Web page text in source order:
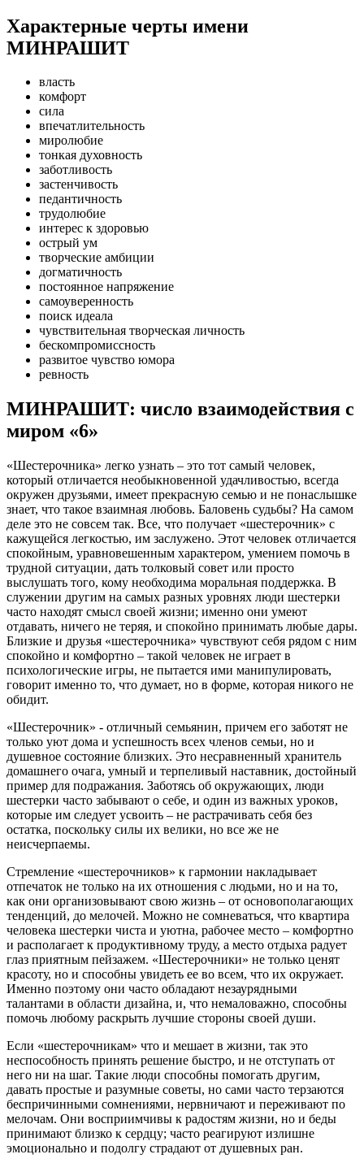
Характерные черты имени
МИНРАШИТ
власть
комфорт
сила
впечатлительность
миролюбие
тонкая духовность
заботливость
застенчивость
педантичность
трудолюбие
интерес к здоровью
острый ум
творческие амбиции
догматичность
постоянное напряжение
самоуверенность
поиск идеала
чувствительная творческая личность
бескомпромиссность
развитое чувство юмора
ревность
МИНРАШИТ: число взаимодействия с
миром «6»
«Шестерочника» легко узнать – это тот самый человек,
который отличается необыкновенной удачливостью, всегда
окружен друзьями, имеет прекрасную семью и не понаслышке
знает, что такое взаимная любовь. Баловень судьбы? На самом
деле это не совсем так. Все, что получает «шестерочник» с
кажущейся легкостью, им заслужено. Этот человек отличается
спокойным, уравновешенным характером, умением помочь в
трудной ситуации, дать толковый совет или просто
выслушать того, кому необходима моральная поддержка. В
служении другим на самых разных уровнях люди шестерки
часто находят смысл своей жизни; именно они умеют
отдавать, ничего не теряя, и спокойно принимать любые дары.
Близкие и друзья «шестерочника» чувствуют себя рядом с ним
спокойно и комфортно – такой человек не играет в
психологические игры, не пытается ими манипулировать,
говорит именно то, что думает, но в форме, которая никого не
обидит.
«Шестерочник» - отличный семьянин, причем его заботят не
только уют дома и успешность всех членов семьи, но и
душевное состояние близких. Это несравненный хранитель
домашнего очага, умный и терпеливый наставник, достойный
пример для подражания. Заботясь об окружающих, люди
шестерки часто забывают о себе, и один из важных уроков,
которые им следует усвоить – не растрачивать себя без
остатка, поскольку силы их велики, но все же не
неисчерпаемы.
Стремление «шестерочников» к гармонии накладывает
отпечаток не только на их отношения с людьми, но и на то,
как они организовывают свою жизнь – от основополагающих
тенденций, до мелочей. Можно не сомневаться, что квартира
человека шестерки чиста и уютна, рабочее место – комфортно
и располагает к продуктивному труду, а место отдыха радует
глаз приятным пейзажем. «Шестерочники» не только ценят
красоту, но и способны увидеть ее во всем, что их окружает.
Именно поэтому они часто обладают незаурядными
талантами в области дизайна, и, что немаловажно, способны
помочь любому раскрыть лучшие стороны своей души.
Если «шестерочникам» что и мешает в жизни, так это
неспособность принять решение быстро, и не отступать от
него ни на шаг. Такие люди способны помогать другим,
давать простые и разумные советы, но сами часто терзаются
беспричинными сомнениями, нервничают и переживают по
мелочам. Они восприимчивы к радостям жизни, но и беды
принимают близко к сердцу; часто реагируют излишне
эмоционально и подолгу страдают от душевных ран.